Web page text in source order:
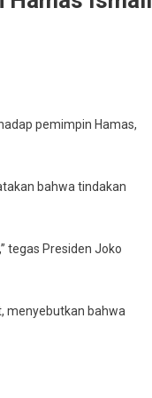
pemimpin Hamas,
bahwa tindakan
tegas Presiden Joko
menyebutkan bahwa